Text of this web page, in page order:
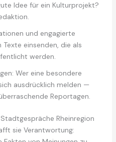
Idee für ein Kulturprojekt?
und engagierte
Texte einsenden, die als
werden.
Wer eine besondere
ausdrücklich melden —
Reportagen.
Rheinregion
sie Verantwortung: